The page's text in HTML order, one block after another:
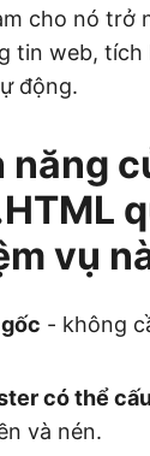
cho nó trở
tin web, tích
động.
năng
vụ
- không
có thể
và nén.